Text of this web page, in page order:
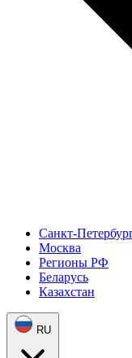
Санкт-
Москва
Регионы РФ
Беларусь
Казахстан
RU